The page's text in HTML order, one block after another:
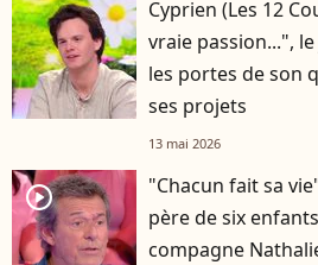
Cyprien (Les 12
vraie passion...",
les portes de son
ses projets
13 mai 2026
player2
"Chacun fait sa
père de six
compagne